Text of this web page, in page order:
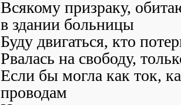
Всякому призраку,
в здании больницы
Буду двигаться, кто
Рвалась на свободу,
Если бы могла как ток,
проводам